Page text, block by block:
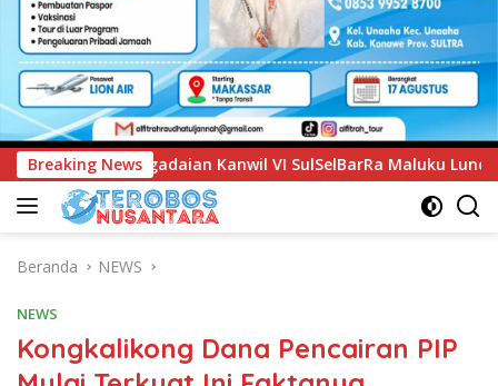
Breaking NewsMaluku Luncurkan Program PANDE EMAS untuk
Beranda NEWS
NEWS
Kongkalikong Dana Pencairan PIP